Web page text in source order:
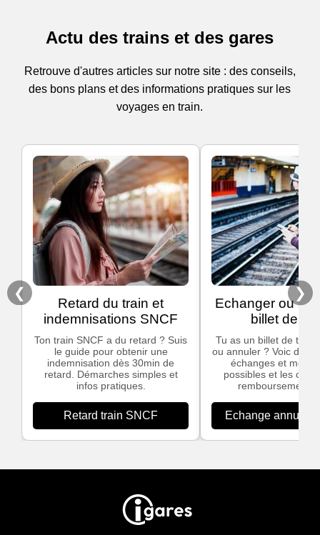
Actu des trains et des gares
Retrouve d'autres articles sur notre site : des conseils,
des bons plans et des informations pratiques sur les
voyages en train.
❮
Retard du train et
indemnisations SNCF
Ton train SNCF a du retard ? Suis
le guide pour obtenir une
indemnisation dès 30min de
retard. Démarches simples et
infos pratiques.
Retard train SNCF
Echanger ou
billet de
Tu as un billet de train
ou annuler ? Voic des
échanges et
possibles et les
remboursement
Echange
❯